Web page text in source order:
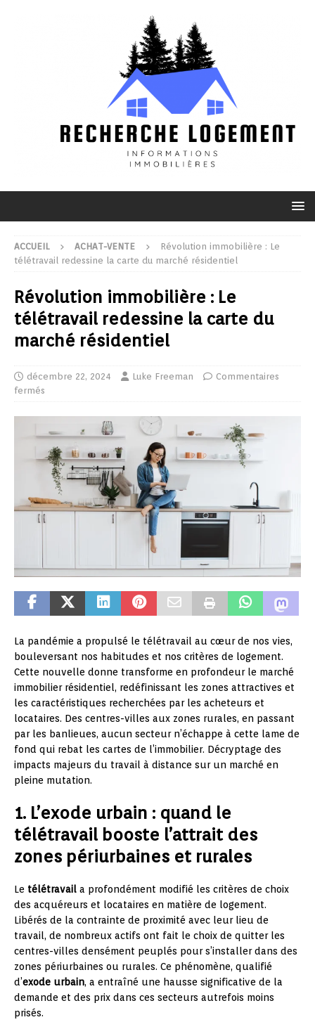
ACCUEIL ACHAT-VENTE
Révolution immobilière : Le
télétravail redessine la carte du marché résidentiel
Révolution immobilière : Le
télétravail redessine la carte du
marché résidentiel
décembre 22, 2024 Luke Freeman
Commentaires
fermés
La pandémie a propulsé le télétravail au cœur de nos vies,
bouleversant nos habitudes et nos critères de logement.
Cette nouvelle donne transforme en profondeur le marché
immobilier résidentiel, redéfinissant les zones attractives et
les caractéristiques recherchées par les acheteurs et
locataires. Des centres-villes aux zones rurales, en passant
par les banlieues, aucun secteur n’échappe à cette lame de
fond qui rebat les cartes de l’immobilier. Décryptage des
impacts majeurs du travail à distance sur un marché en
pleine mutation.
1. L’exode urbain : quand le
télétravail booste l’attrait des
zones périurbaines et rurales
Le télétravail a profondément modifié les critères de choix
des acquéreurs et locataires en matière de logement.
Libérés de la contrainte de proximité avec leur lieu de
travail, de nombreux actifs ont fait le choix de quitter les
centres-villes densément peuplés pour s’installer dans des
zones périurbaines ou rurales. Ce phénomène, qualifié
d’exode urbain, a entraîné une hausse significative de la
demande et des prix dans ces secteurs autrefois moins
prisés.